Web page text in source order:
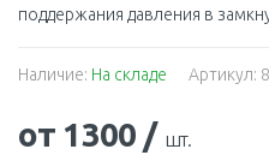
поддержания давления в
Наличие: На складе Артикул:
от 1300 / шт.